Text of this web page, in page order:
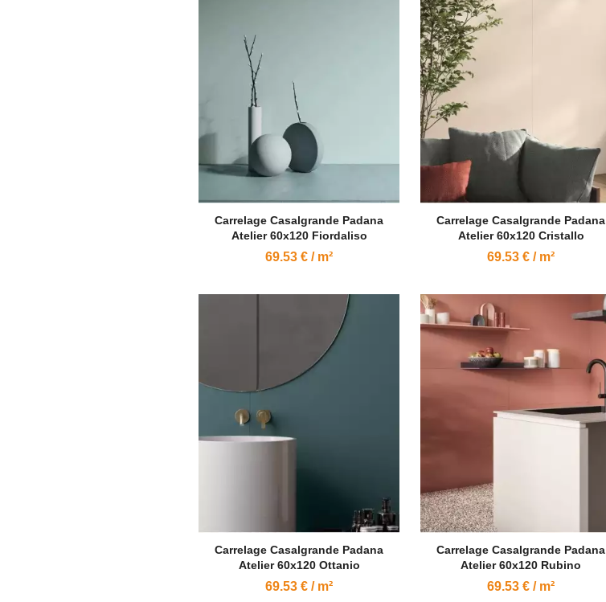
Carrelage Casalgrande Padana
Atelier 60x120 Fiordaliso
69.53 € / m²
Carrelage Casalgrande Padana
Atelier 60x120 Cristallo
69.53 € / m²
Carrelage Casalgrande Padana
Atelier 60x120 Ottanio
69.53 € / m²
Carrelage Casalgrande Padana
Atelier 60x120 Rubino
69.53 € / m²